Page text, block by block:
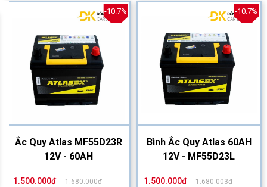
-10.7%
Ắc Quy Atlas MF55D23R
12V - 60AH
1.500.000đ 1.680.000đ
-10.7%
Bình Ắc Quy Atlas 60AH
12V - MF55D23L
1.500.000đ 1.680.003đ